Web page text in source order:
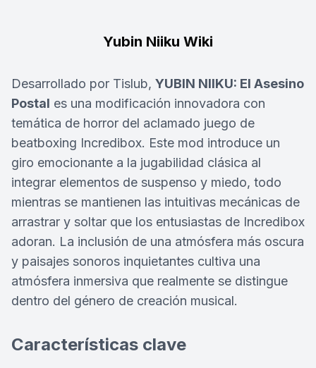
Yubin Niiku Wiki
Desarrollado por Tislub, YUBIN NIIKU: El Asesino
Postal es una modificación innovadora con
temática de horror del aclamado juego de
beatboxing Incredibox. Este mod introduce un
giro emocionante a la jugabilidad clásica al
integrar elementos de suspenso y miedo, todo
mientras se mantienen las intuitivas mecánicas de
arrastrar y soltar que los entusiastas de Incredibox
adoran. La inclusión de una atmósfera más oscura
y paisajes sonoros inquietantes cultiva una
atmósfera inmersiva que realmente se distingue
dentro del género de creación musical.
Características clave